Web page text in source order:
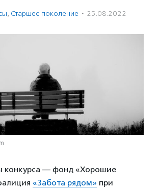
, Старшее поколение · 25.08.2022
конкурса — фонд «Хорошие
«Забота рядом» при